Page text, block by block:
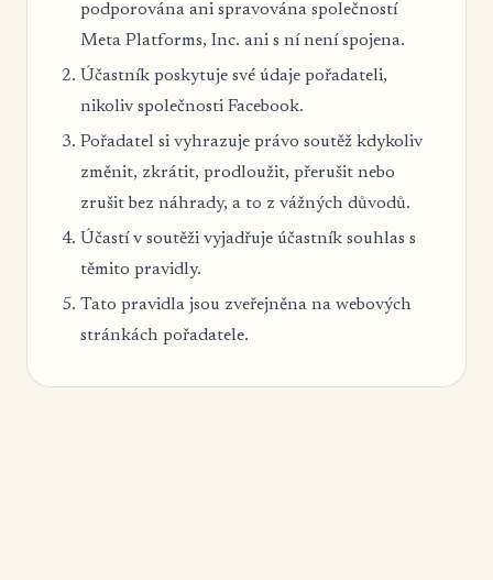
podporována ani spravována společností
Meta Platforms, Inc. ani s ní není spojena.
Účastník poskytuje své údaje pořadateli,
nikoliv společnosti Facebook.
Pořadatel si vyhrazuje právo soutěž kdykoliv
změnit, zkrátit, prodloužit, přerušit nebo
zrušit bez náhrady, a to z vážných důvodů.
Účastí v soutěži vyjadřuje účastník souhlas s
těmito pravidly.
Tato pravidla jsou zveřejněna na webových
stránkách pořadatele.